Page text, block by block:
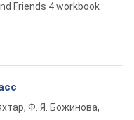
Friends 4 workbook
Ф. Я. Божинова,